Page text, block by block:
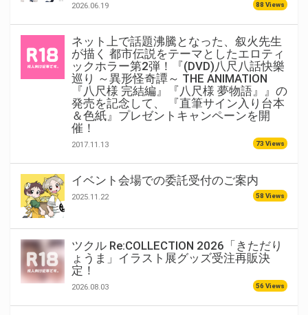
2026.06.19 88 Views
ネット上で話題沸騰となった、叙火先生
が描く 都市伝説をテーマとしたエロティ
ックホラー第2弾！『(DVD)八尺八話快樂
巡り ～異形怪奇譚～ THE ANIMATION
『八尺様 完結編』『八尺様 夢物語』』の
発売を記念して、 『直筆サイン入り台本
＆色紙』プレゼントキャンペーンを開
催！
2017.11.13 73 Views
イベント会場での委託受付のご案内
2025.11.22 58 Views
ツクル Re:COLLECTION 2026「きただり
ょうま」イラスト展グッズ受注再販決
定！
2026.08.03 56 Views